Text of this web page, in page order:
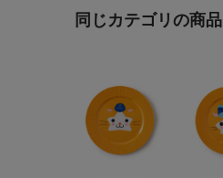
同じカテゴリの商品